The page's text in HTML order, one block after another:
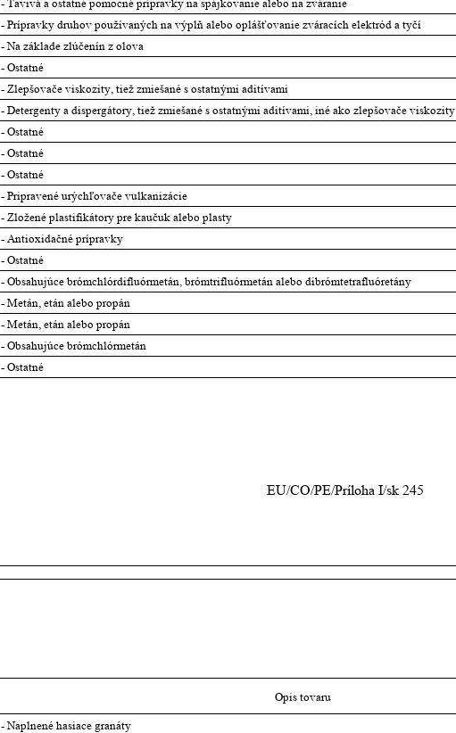
EU/CO/PE/Príloha I/sk 245
- Tavivá a ostatné pomocné prípravky na spájkovanie alebo na zváranie
- Prípravky druhov používaných na výplň alebo oplášťovanie zváracích elektród a tyčí
- Na základe zlúčenín z olova
- Ostatné
- Zlepšovače viskozity, tiež zmiešané s ostatnými aditívami
- Detergenty a dispergátory, tiež zmiešané s ostatnými aditívami, iné ako zlepšovače viskozity
- Ostatné
- Ostatné
- Ostatné
- Pripravené urýchľovače vulkanizácie
- Zložené plastifikátory pre kaučuk alebo plasty
- Antioxidačné prípravky
- Ostatné
- Obsahujúce brómchlórdifluórmetán, brómtrifluórmetán alebo dibrómtetrafluóretány
- Metán, etán alebo propán
- Metán, etán alebo propán
- Obsahujúce brómchlórmetán
- Ostatné
Opis tovaru
- Naplnené hasiace granáty